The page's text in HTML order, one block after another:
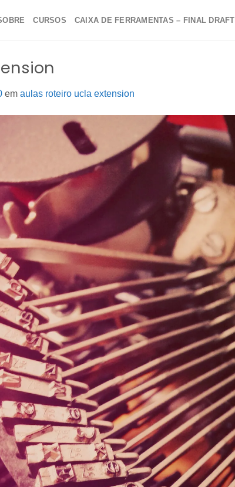
CURSOS CAIXA DE FERRAMENTAS – FINAL DRAFT
em aulas roteiro ucla extension